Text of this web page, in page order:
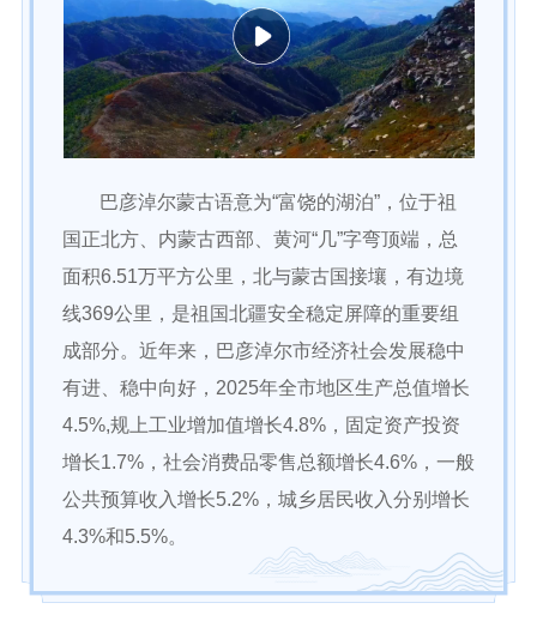
特色服务专区 惠企政策精准服务 网上中介服务超市
便民应用 便民热线 基础清单
办事大厅 内蒙古政务服务网 高效办成一件事
政民互动
市长信箱 12345热线留言 新闻发布会
在线访谈 意见征集 诉求公开
智能问答
走进巴彦淖尔
行政区划 自然地理 资源禀赋
巴彦淖尔蒙古语意为“富饶的湖泊”，位于祖
国正北方、内蒙古西部、黄河“几”字弯顶端，总
面积6.51万平方公里，北与蒙古国接壤，有边境
线369公里，是祖国北疆安全稳定屏障的重要组
成部分。近年来，巴彦淖尔市经济社会发展稳中
有进、稳中向好，2025年全市地区生产总值增长
4.5%,规上工业增加值增长4.8%，固定资产投资
增长1.7%，社会消费品零售总额增长4.6%，一般
公共预算收入增长5.2%，城乡居民收入分别增长
4.3%和5.5%。